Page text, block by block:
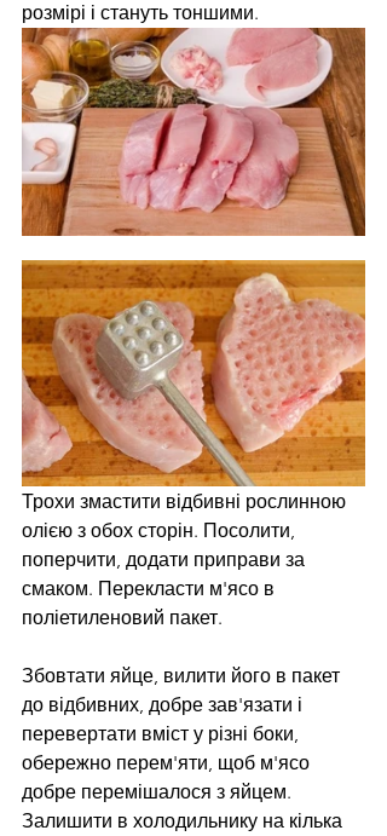
розмірі і стануть тоншими.
Трохи змастити відбивні рослинною
олією з обох сторін. Посолити,
поперчити, додати приправи за
смаком. Перекласти м'ясо в
поліетиленовий пакет.
Збовтати яйце, вилити його в пакет
до відбивних, добре зав'язати і
перевертати вміст у різні боки,
обережно перем'яти, щоб м'ясо
добре перемішалося з яйцем.
Залишити в холодильнику на кілька